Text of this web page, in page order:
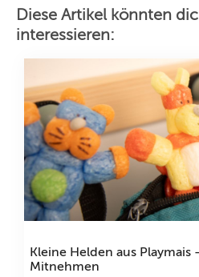
Diese Artikel könnten
interessieren:
Kleine Helden aus
Mitnehmen